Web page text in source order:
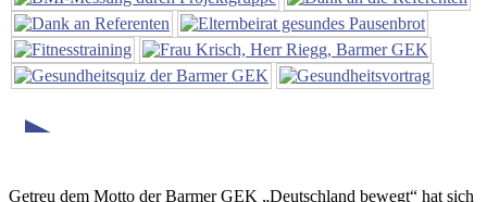
►
Getreu dem Motto der Barmer GEK „Deutschland bewegt“ hat sich